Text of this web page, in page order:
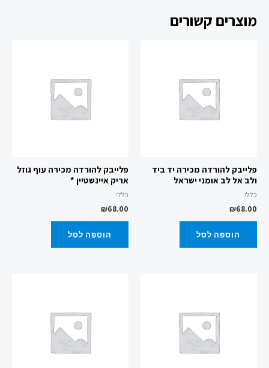
מוצרים קשורים
פלייבק להורדה מכירה יד ביד
ולב אל לב אומני ישראל
כללי
₪68.00
הוספה לסל
פלייבק להורדה מכירה עוף גוזל
אריק איינשטיין *
כללי
₪68.00
הוספה לסל